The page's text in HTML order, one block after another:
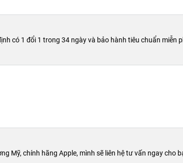
ID. Touch ID là giải pháp bảo mật vẫn luôn
xác nhận tương đồng với dòng iPad Pro.
có 1 đổi 1 trong 34 ngày và bảo hành tiêu chuẩn miễn
Mỹ, chính hãng Apple, mình sẽ liên hệ tư vấn ngay cho